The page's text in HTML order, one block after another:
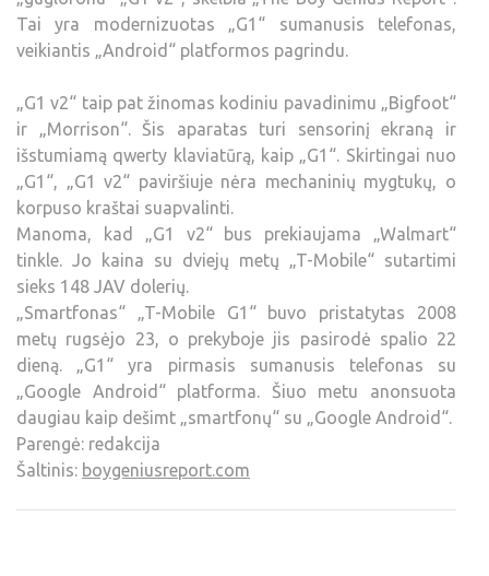
Tai yra modernizuotas „G1“ sumanusis telefonas,
veikiantis „Android“ platformos pagrindu.
„G1 v2“ taip pat žinomas kodiniu pavadinimu „Bigfoot“
ir „Morrison“. Šis aparatas turi sensorinį ekraną ir
išstumiamą qwerty klaviatūrą, kaip „G1“. Skirtingai nuo
„G1“, „G1 v2“ paviršiuje nėra mechaninių mygtukų, o
korpuso kraštai suapvalinti.
Manoma, kad „G1 v2“ bus prekiaujama „Walmart“
tinkle. Jo kaina su dviejų metų „T-Mobile“ sutartimi
sieks 148 JAV dolerių.
„Smartfonas“ „T-Mobile G1“ buvo pristatytas 2008
metų rugsėjo 23, o prekyboje jis pasirodė spalio 22
dieną. „G1“ yra pirmasis sumanusis telefonas su
„Google Android“ platforma. Šiuo metu anonsuota
daugiau kaip dešimt „smartfonų“ su „Google Android“.
Parengė: redakcija
Šaltinis: boygeniusreport.com